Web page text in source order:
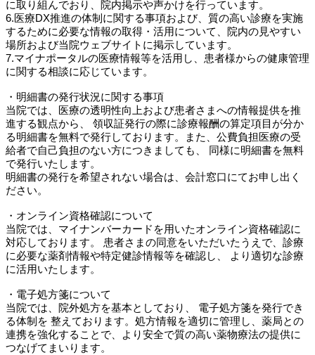
に取り組んでおり、院内掲示や声かけを行っています。
6.医療DX推進の体制に関する事項および、質の高い診療を実施
するために必要な情報の取得・活用について、院内の見やすい
場所および当院ウェブサイトに掲示しています。
7.マイナポータルの医療情報等を活用し、患者様からの健康管理
に関する相談に応じています。
・明細書の発行状況に関する事項
当院では、医療の透明性向上および患者さまへの情報提供を推
進する観点から、 領収証発行の際に診療報酬の算定項目が分か
る明細書を無料で発行しております。また、公費負担医療の受
給者で自己負担のない方につきましても、 同様に明細書を無料
で発行いたします。
明細書の発行を希望されない場合は、会計窓口にてお申し出く
ださい。
・オンライン資格確認について
当院では、マイナンバーカードを用いたオンライン資格確認に
対応しております。 患者さまの同意をいただいたうえで、診療
に必要な薬剤情報や特定健診情報等を確認し、 より適切な診療
に活用いたします。
・電子処方箋について
当院では、院外処方を基本としており、 電子処方箋を発行でき
る体制を 整えております。処方情報を適切に管理し、薬局との
連携を強化することで、より安全で質の高い薬物療法の提供に
つなげてまいります。